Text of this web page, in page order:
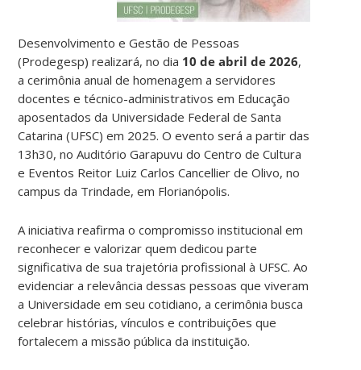
Desenvolvimento e Gestão de Pessoas
(Prodegesp) realizará, no dia 10 de abril de 2026,
a cerimônia anual de homenagem a servidores
docentes e técnico-administrativos em Educação
aposentados da Universidade Federal de Santa
Catarina (UFSC) em 2025. O evento será a partir das
13h30, no Auditório Garapuvu do Centro de Cultura
e Eventos Reitor Luiz Carlos Cancellier de Olivo, no
campus da Trindade, em Florianópolis.
A iniciativa reafirma o compromisso institucional em
reconhecer e valorizar quem dedicou parte
significativa de sua trajetória profissional à UFSC. Ao
evidenciar a relevância dessas pessoas que viveram
a Universidade em seu cotidiano, a cerimônia busca
celebrar histórias, vínculos e contribuições que
fortalecem a missão pública da instituição.